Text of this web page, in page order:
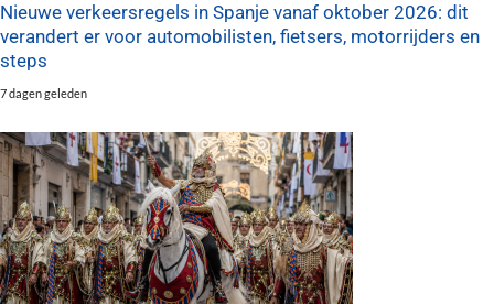
Nieuwe verkeersregels in Spanje vanaf oktober 2026: dit
verandert er voor automobilisten, fietsers, motorrijders en
steps
7 dagen geleden